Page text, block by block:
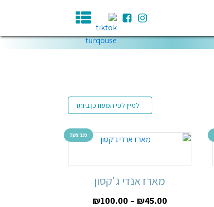
מבצע!
מארז אנדי ג'קסון
₪45.00
–
₪100.00